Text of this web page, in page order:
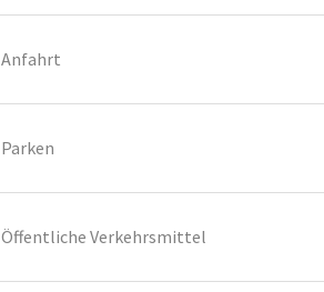
Anfahrt
Parken
Öffentliche Verkehrsmittel